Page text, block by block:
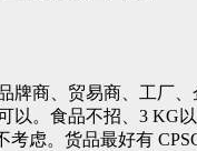
牌商、贸易商、工厂
以。食品不招、3 KG
考虑。货品最好有